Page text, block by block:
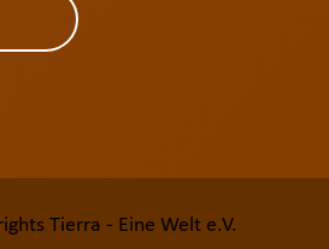
Tierra - Eine Welt e.V.